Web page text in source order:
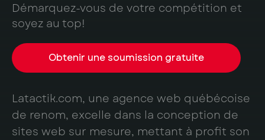
Démarquez-vous de votre compétition et
soyez au top!
Obtenir une soumission gratuite
Latactik.com, une agence web québécoise
de renom, excelle dans la conception de
sites web sur mesure, mettant à profit son